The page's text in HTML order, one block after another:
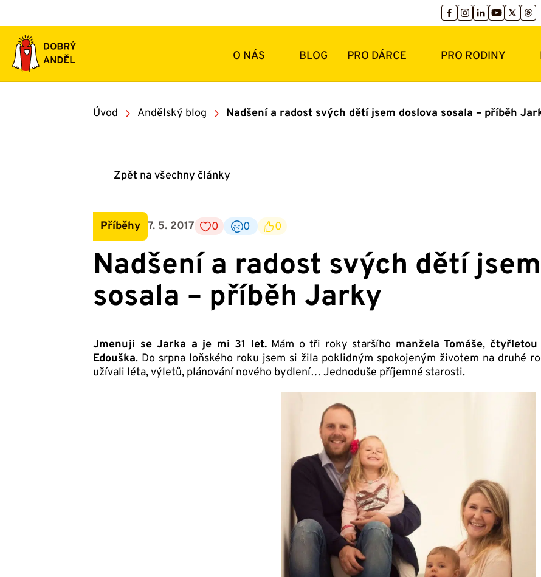
obsah
O NÁS BLOG PRO DÁRCE PRO RODINY
Úvod Andělský blog Nadšení a radost svých dětí jsem doslova sosala – příběh
Zpět na všechny články
Příběhy 7. 5. 2017 0 0 0
Nadšení a radost svých dětí
sosala – příběh Jarky
Jmenuji se Jarka a je mi 31 let.Mám o tři roky staršího manžela Tomáše, čtyřletou
Edouška. Do srpna loňského roku jsem si žila poklidným spokojeným životem na druhé
užívali léta, výletů, plánování nového bydlení… Jednoduše příjemné starosti.